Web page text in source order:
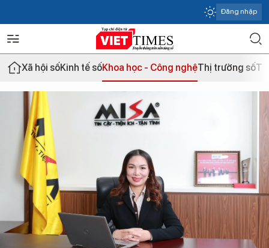
Đăng nhập
Xã hội sốKinh tế sốKhoa học - Công nghệThị trường số